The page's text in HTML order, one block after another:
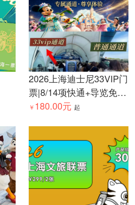
2026上海迪士尼33VIP门
票|8/14项快通+导览免排
队|爱票网
￥ 180.00元 起